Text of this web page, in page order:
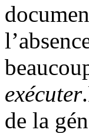
exécuter
de la